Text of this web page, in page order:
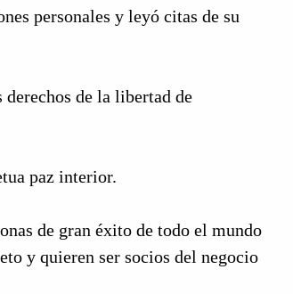
personales y leyó citas de su
derechos de la libertad de
paz interior.
de gran éxito de todo el mundo
y quieren ser socios del negocio